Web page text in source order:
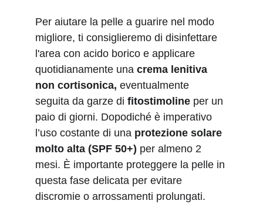
Per aiutare la pelle a guarire nel modo
migliore, ti consiglieremo di disinfettare
l'area con acido borico e applicare
quotidianamente una crema lenitiva
non cortisonica, eventualmente
seguita da garze di fitostimoline per un
paio di giorni. Dopodiché è imperativo
l’uso costante di una protezione solare
molto alta (SPF 50+) per almeno 2
mesi. È importante proteggere la pelle in
questa fase delicata per evitare
discromie o arrossamenti prolungati.